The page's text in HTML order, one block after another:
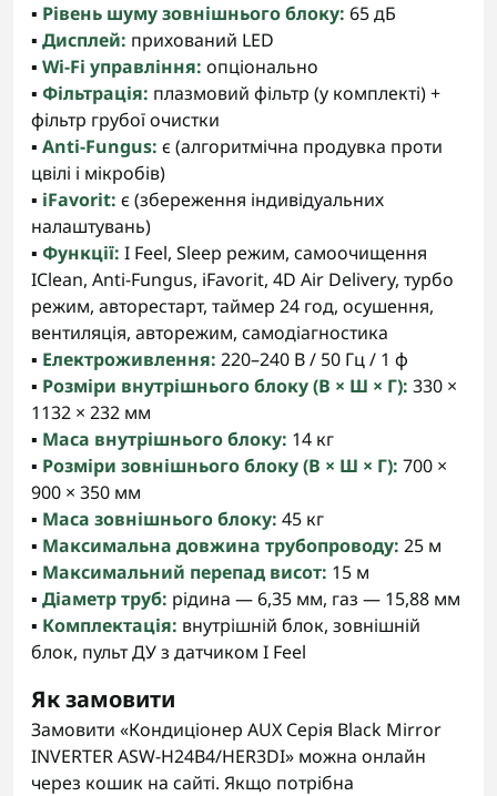
▪️ Рівень шуму зовнішнього блоку: 65 дБ
▪️ Дисплей: прихований LED
▪️ Wi-Fi управління: опціонально
▪️ Фільтрація: плазмовий фільтр (у комплекті) +
фільтр грубої очистки
▪️ Anti-Fungus: є (алгоритмічна продувка проти
цвілі і мікробів)
▪️ iFavorit: є (збереження індивідуальних
налаштувань)
▪️ Функції: I Feel, Sleep режим, самоочищення
IClean, Anti-Fungus, iFavorit, 4D Air Delivery, турбо
режим, авторестарт, таймер 24 год, осушення,
вентиляція, авторежим, самодіагностика
▪️ Електроживлення: 220–240 В / 50 Гц / 1 ф
▪️ Розміри внутрішнього блоку (В × Ш × Г): 330 ×
1132 × 232 мм
▪️ Маса внутрішнього блоку: 14 кг
▪️ Розміри зовнішнього блоку (В × Ш × Г): 700 ×
900 × 350 мм
▪️ Маса зовнішнього блоку: 45 кг
▪️ Максимальна довжина трубопроводу: 25 м
▪️ Максимальний перепад висот: 15 м
▪️ Діаметр труб: рідина — 6,35 мм, газ — 15,88 мм
▪️ Комплектація: внутрішній блок, зовнішній
блок, пульт ДУ з датчиком I Feel
Як замовити
Замовити «Кондиціонер AUX Серія Black Mirror
INVERTER ASW-H24B4/HER3DI» можна онлайн
через кошик на сайті. Якщо потрібна